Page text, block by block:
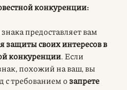
конкуренции:
предоставляет вам
защиты своих интересов в
конкуренции. Если
похожий на ваш, вы
с требованием о запрете